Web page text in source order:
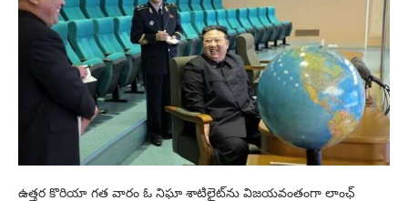
ఉత్త‌ర కొరియా గత వారం ఓ నిఘా శాటిలైట్‌ను విజయవంతంగా లాంఛ్